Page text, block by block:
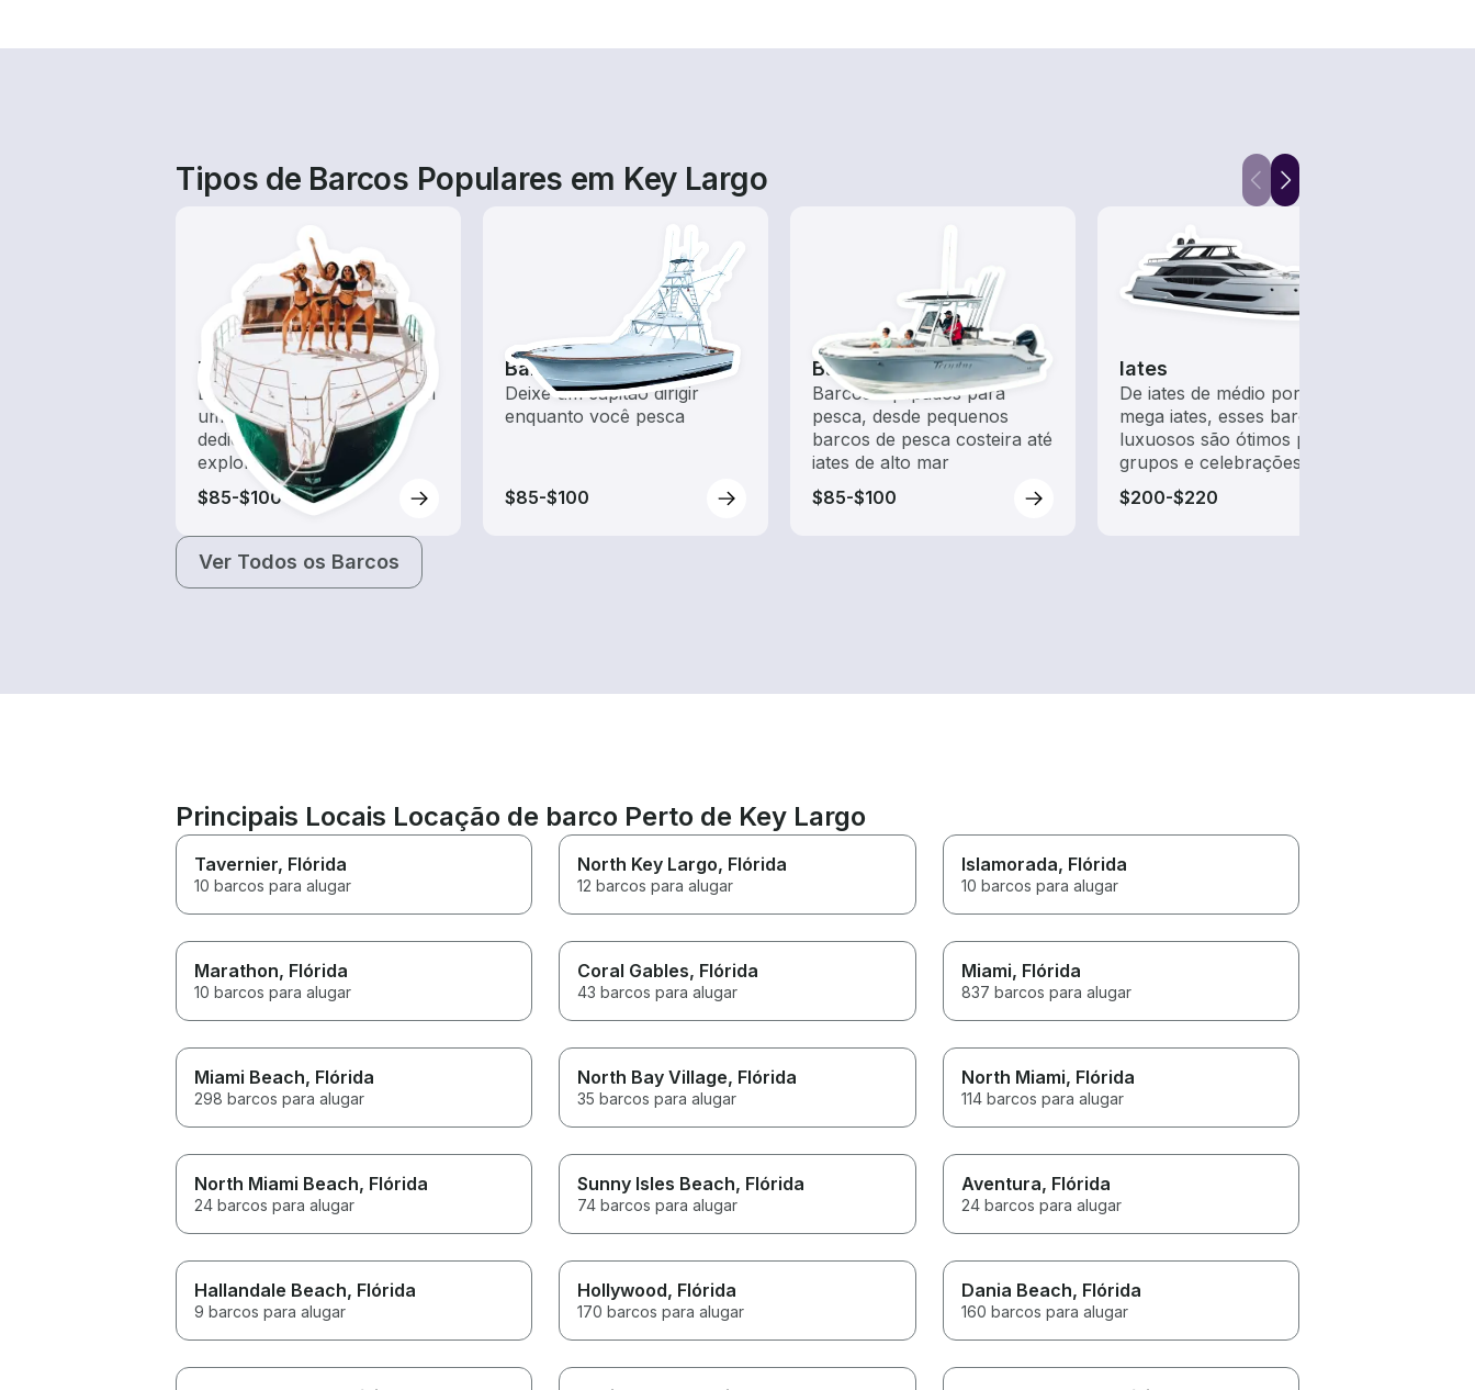
Tipos de Barcos Populares em Key Largo
Tours
Explore as águas locais com
um aluguel de barco
dedicado a passeios e
exploração
$85-$100
Barcos de pesca
Deixe um capitão dirigir
enquanto você pesca
$85-$100
Barcos de pesca
Barcos equipados para
pesca, desde pequenos
barcos de pesca costeira até
iates de alto mar
$85-$100
Iates
De iates de médio porte a
mega iates, esses barcos
luxuosos são ótimos para
grupos e celebrações
$200-$220
Ver Todos os Barcos
Principais Locais Locação de barco Perto de Key Largo
Tavernier, Flórida
10 barcos para alugar
North Key Largo, Flórida
12 barcos para alugar
Islamorada, Flórida
10 barcos para alugar
Marathon, Flórida
10 barcos para alugar
Coral Gables, Flórida
43 barcos para alugar
Miami, Flórida
837 barcos para alugar
Miami Beach, Flórida
298 barcos para alugar
North Bay Village, Flórida
35 barcos para alugar
North Miami, Flórida
114 barcos para alugar
North Miami Beach, Flórida
24 barcos para alugar
Sunny Isles Beach, Flórida
74 barcos para alugar
Aventura, Flórida
24 barcos para alugar
Hallandale Beach, Flórida
9 barcos para alugar
Hollywood, Flórida
170 barcos para alugar
Dania Beach, Flórida
160 barcos para alugar